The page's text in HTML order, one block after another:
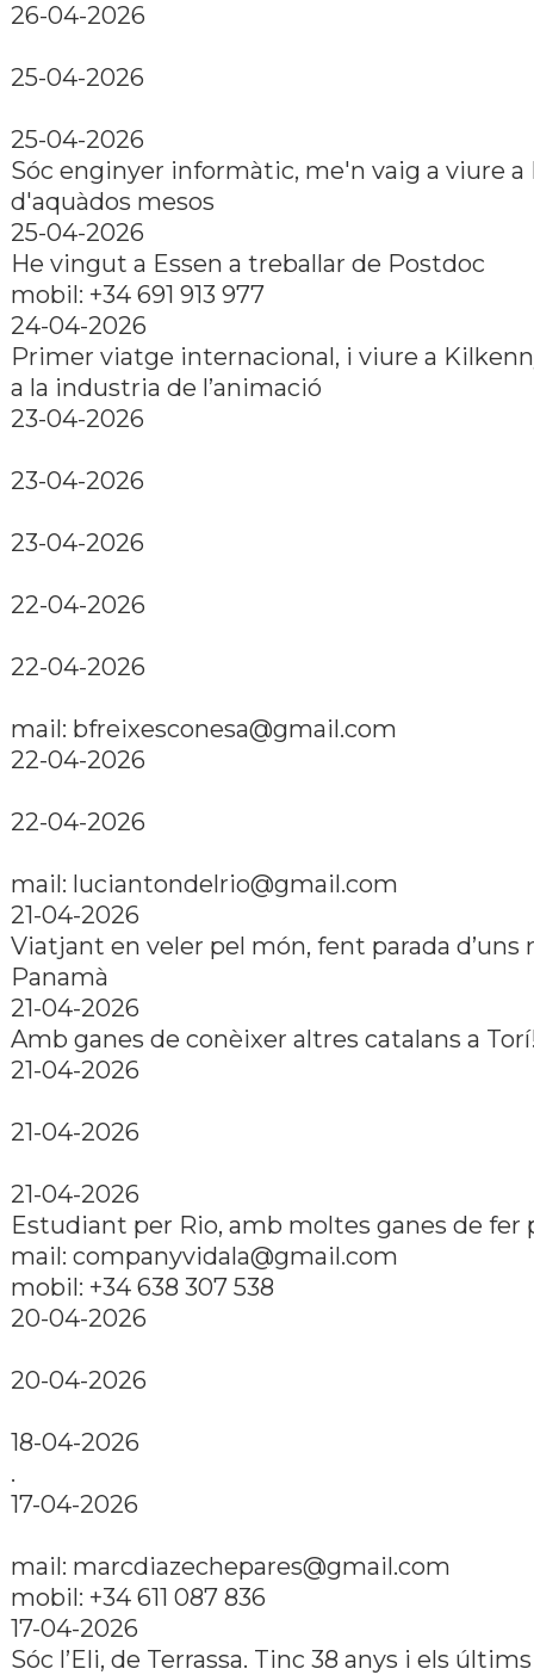
26-04-2026
25-04-2026
25-04-2026
Sóc enginyer informàtic, me'n vaig a viure a
d'aquàdos mesos
25-04-2026
He vingut a Essen a treballar de Postdoc
mobil: +34 691 913 977
24-04-2026
Primer viatge internacional, i viure a
a la industria de l’animació
23-04-2026
23-04-2026
23-04-2026
22-04-2026
22-04-2026
mail: bfreixesconesa@gmail.com
22-04-2026
22-04-2026
mail: luciantondelrio@gmail.com
21-04-2026
Viatjant en veler pel món, fent parada d’uns
Panamà
21-04-2026
Amb ganes de conèixer altres catalans a
21-04-2026
21-04-2026
21-04-2026
Estudiant per Rio, amb moltes ganes de fer
mail: companyvidala@gmail.com
mobil: +34 638 307 538
20-04-2026
20-04-2026
18-04-2026
.
17-04-2026
mail: marcdiazechepares@gmail.com
mobil: +34 611 087 836
17-04-2026
Sóc l’Eli, de Terrassa. Tinc 38 anys i els